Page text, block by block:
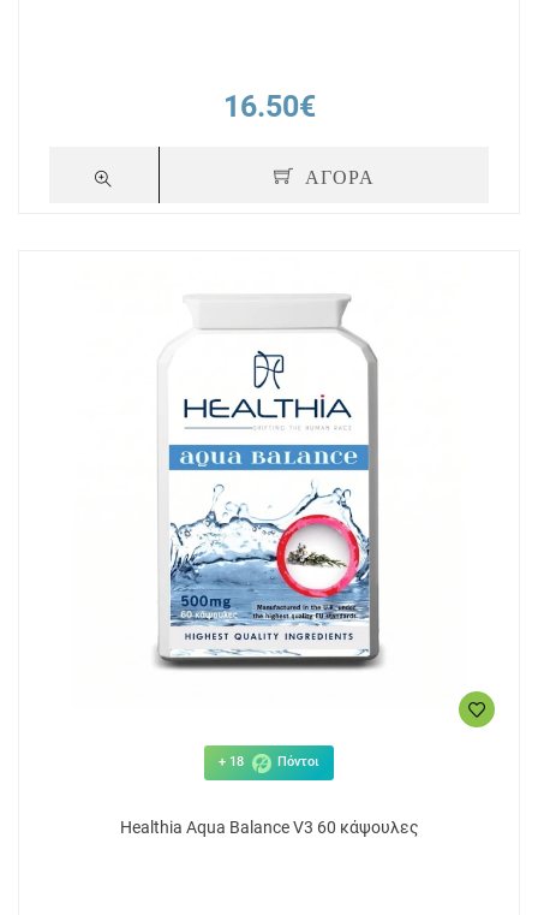
16.50€
ΑΓΟΡΑ
+ 18 Πόντοι
Healthia Aqua Balance V3 60 κάψουλες